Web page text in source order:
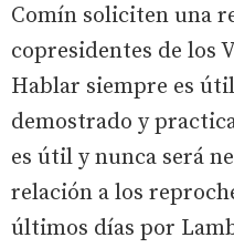
Comín soliciten una
copresidentes de los
Hablar siempre es
demostrado y
es útil y nunca será
relación a los
últimos días por